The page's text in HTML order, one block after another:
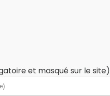
et masqué sur le site)